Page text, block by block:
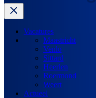
Vacatures
Maastricht
Venlo
Sittard
Heerlen
Roermond
Weert
Actueel